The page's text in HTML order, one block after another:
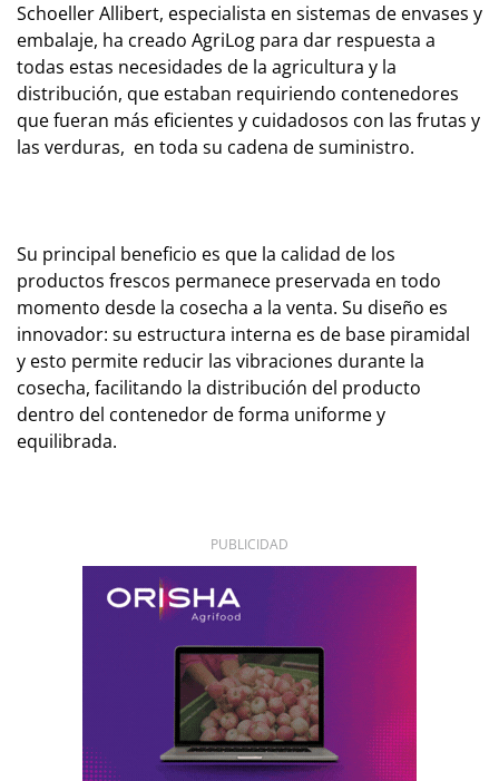
Schoeller Allibert, especialista en sistemas de envases y
embalaje, ha creado AgriLog para dar respuesta a
todas estas necesidades de la agricultura y la
distribución, que estaban requiriendo contenedores
que fueran más eficientes y cuidadosos con las frutas y
las verduras, en toda su cadena de suministro.
Su principal beneficio es que la calidad de los
productos frescos permanece preservada en todo
momento desde la cosecha a la venta. Su diseño es
innovador: su estructura interna es de base piramidal
y esto permite reducir las vibraciones durante la
cosecha, facilitando la distribución del producto
dentro del contenedor de forma uniforme y
equilibrada.
PUBLICIDAD